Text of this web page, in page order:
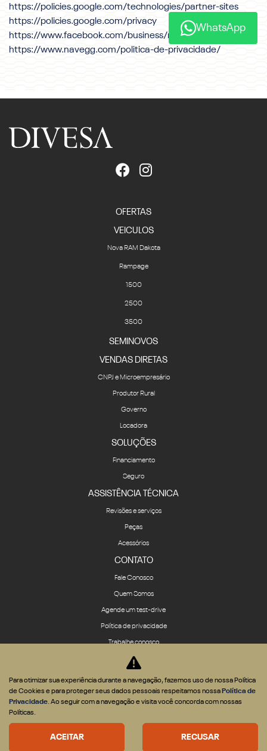
https://policies.google.com/technologies/partner-sites
https://policies.google.com/privacy
https://www.facebook.com/business/m/privacy-and-data
https://www.navegg.com/politica-de-privacidade/
OFERTAS
VEICULOS
Nova RAM Dakota
Rampage
1500
2500
3500
SEMINOVOS
VENDAS DIRETAS
CNPJ e Microempresário
Produtor Rural
Governo
Locadora
SOLUÇÕES
Financiamento
Seguro
ASSISTÊNCIA TÉCNICA
Revisões e serviços
Peças
Acessórios
CONTATO
Fale Conosco
Quem Somos
Agende um test-drive
Política de privacidade
Trabalhe conosco
Desenvolvido pela DEALERSPACE ® Direitos Reservados.
Desacelere. Seu bem maior é a vida.
WhatsApp
Para otimizar sua experiência durante a navegação, fazemos uso de nossa Política
de Cookies e para proteger seus dados pessoais respeitamos nossa Política de
Privacidade. Ao seguir com a navegação e visita você concorda com nossas
Políticas.
ACEITAR RECUSAR